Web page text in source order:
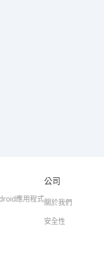
應用程式
公司
關於我們
安全性